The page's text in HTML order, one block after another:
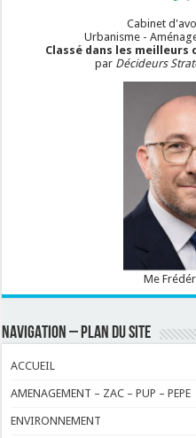
Cabinet
Urbanisme -
Classé dans les
par Décideurs
Me
NAVIGATION – PLAN DU SITE
ACCUEIL
AMENAGEMENT – ZAC – PUP – PEPE
ENVIRONNEMENT